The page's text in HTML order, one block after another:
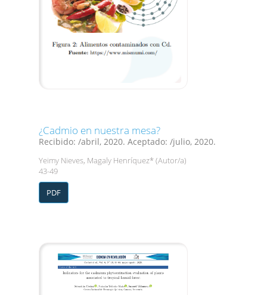
¿Cadmio en nuestra mesa?
Recibido: /abril, 2020. Aceptado: /julio, 2020.
Yeimy Nieves, Magaly Henríquez* (Autor/a)
43-49
PDF